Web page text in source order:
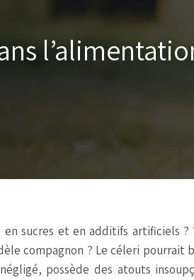
sucres et en additifs artificiels ?
compagnon ? Le céleri pourrait
possède des atouts